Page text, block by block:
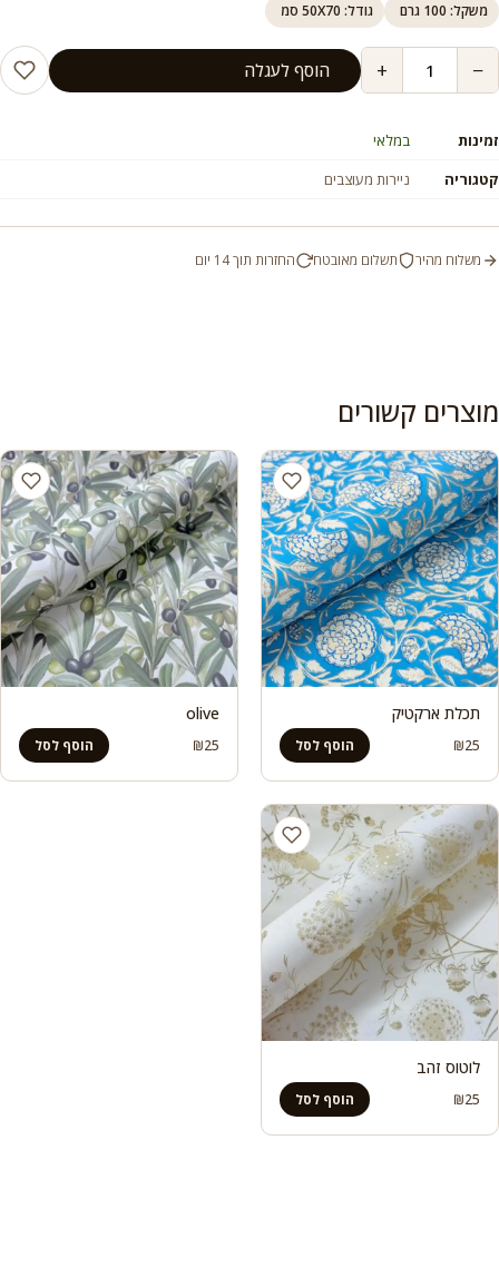
משקל: 100 גרם גודל: 50X70 סמ
−
+ הוסף לעגלה
זמינות
במלאי
קטגוריה
ניירות מעוצבים
משלוח מהיר תשלום מאובטח החזרות תוך 14 יום
מוצרים קשורים
תכלת ארקטיק
₪25 הוסף לסל
olive
₪25 הוסף לסל
לוטוס זהב
₪25 הוסף לסל